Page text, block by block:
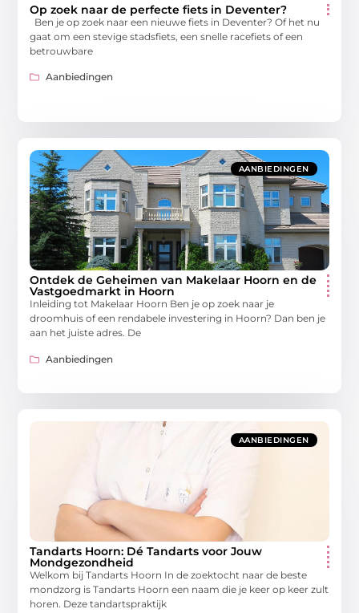
Op zoek naar de perfecte fiets in Deventer?
Ben je op zoek naar een nieuwe fiets in Deventer? Of het nu
gaat om een stevige stadsfiets, een snelle racefiets of een
betrouwbare
Aanbiedingen
AANBIEDINGEN
Ontdek de Geheimen van Makelaar Hoorn en de
Vastgoedmarkt in Hoorn
Inleiding tot Makelaar Hoorn Ben je op zoek naar je
droomhuis of een rendabele investering in Hoorn? Dan ben je
aan het juiste adres. De
Aanbiedingen
AANBIEDINGEN
Tandarts Hoorn: Dé Tandarts voor Jouw
Mondgezondheid
Welkom bij Tandarts Hoorn In de zoektocht naar de beste
mondzorg is Tandarts Hoorn een naam die je keer op keer zult
horen. Deze tandartspraktijk